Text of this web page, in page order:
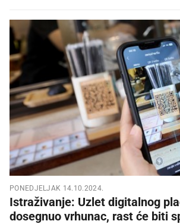
PONEDJELJAK 14.10.2024.
Istraživanje: Uzlet digitalnog
dosegnuo vrhunac, rast će biti